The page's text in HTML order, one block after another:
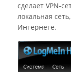
сделает VPN-
локальная
Интернете.